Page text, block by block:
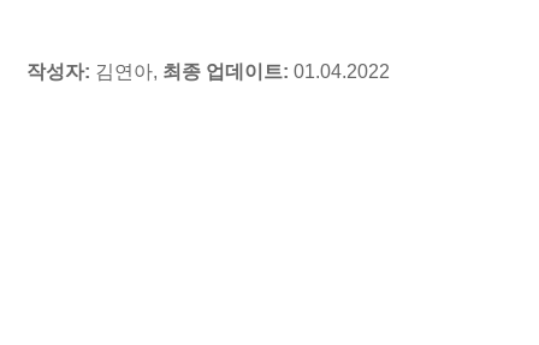
작성자: 김연아, 최종 업데이트: 01.04.2022